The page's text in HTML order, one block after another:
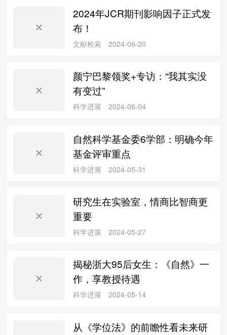
科学进展 2024-12-20
科学进展
科学进展 2024-08-12
科学进展 2024-07-09
2024年JCR期刊影响因子正式发
布！
颜宁巴黎领奖+专访：“我其实没
有变过”
自然科学基金委6学部：明确今年
基金评审重点
研究生在实验室，情商比智商更
重要
揭秘浙大95后女生：《自然》一
作，享教授待遇
从《学位法》的前瞻性看未来研